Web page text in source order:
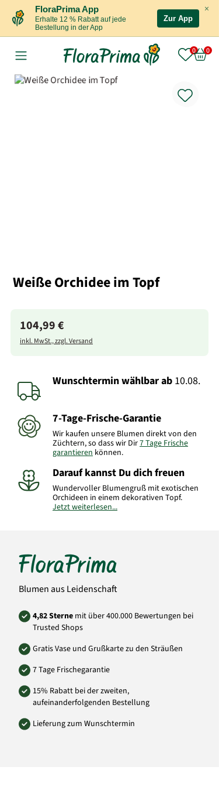
×
FloraPrima App
Erhalte 12 % Rabatt auf jede
Bestellung in der App
Zur App
Weiße Orchidee im Topf
104,99 €
inkl. MwSt., zzgl. Versand
Wunschtermin wählbarab 10.08.
7-Tage-Frische-Garantie
Wir kaufen unsere Blumen direkt von den
Züchtern, so dass wir Dir7 Tage Frische
garantieren können.
Darauf kannst Du dich freuen
Wundervoller Blumengruß mit exotischen
Orchideen in einem dekorativen Topf.
nutzt und somit nicht die gleichen Pflanzen
bezieht.
Jetzt weiterlesen...
Blumen aus Leidenschaft
4,82 Sterne mit über 400.000 Bewertungen bei
Trusted Shops
Gratis Vase und Grußkarte zu den Sträußen
7 Tage Frischegarantie
15% Rabatt bei der zweiten,
aufeinanderfolgenden Bestellung
Lieferung zum Wunschtermin